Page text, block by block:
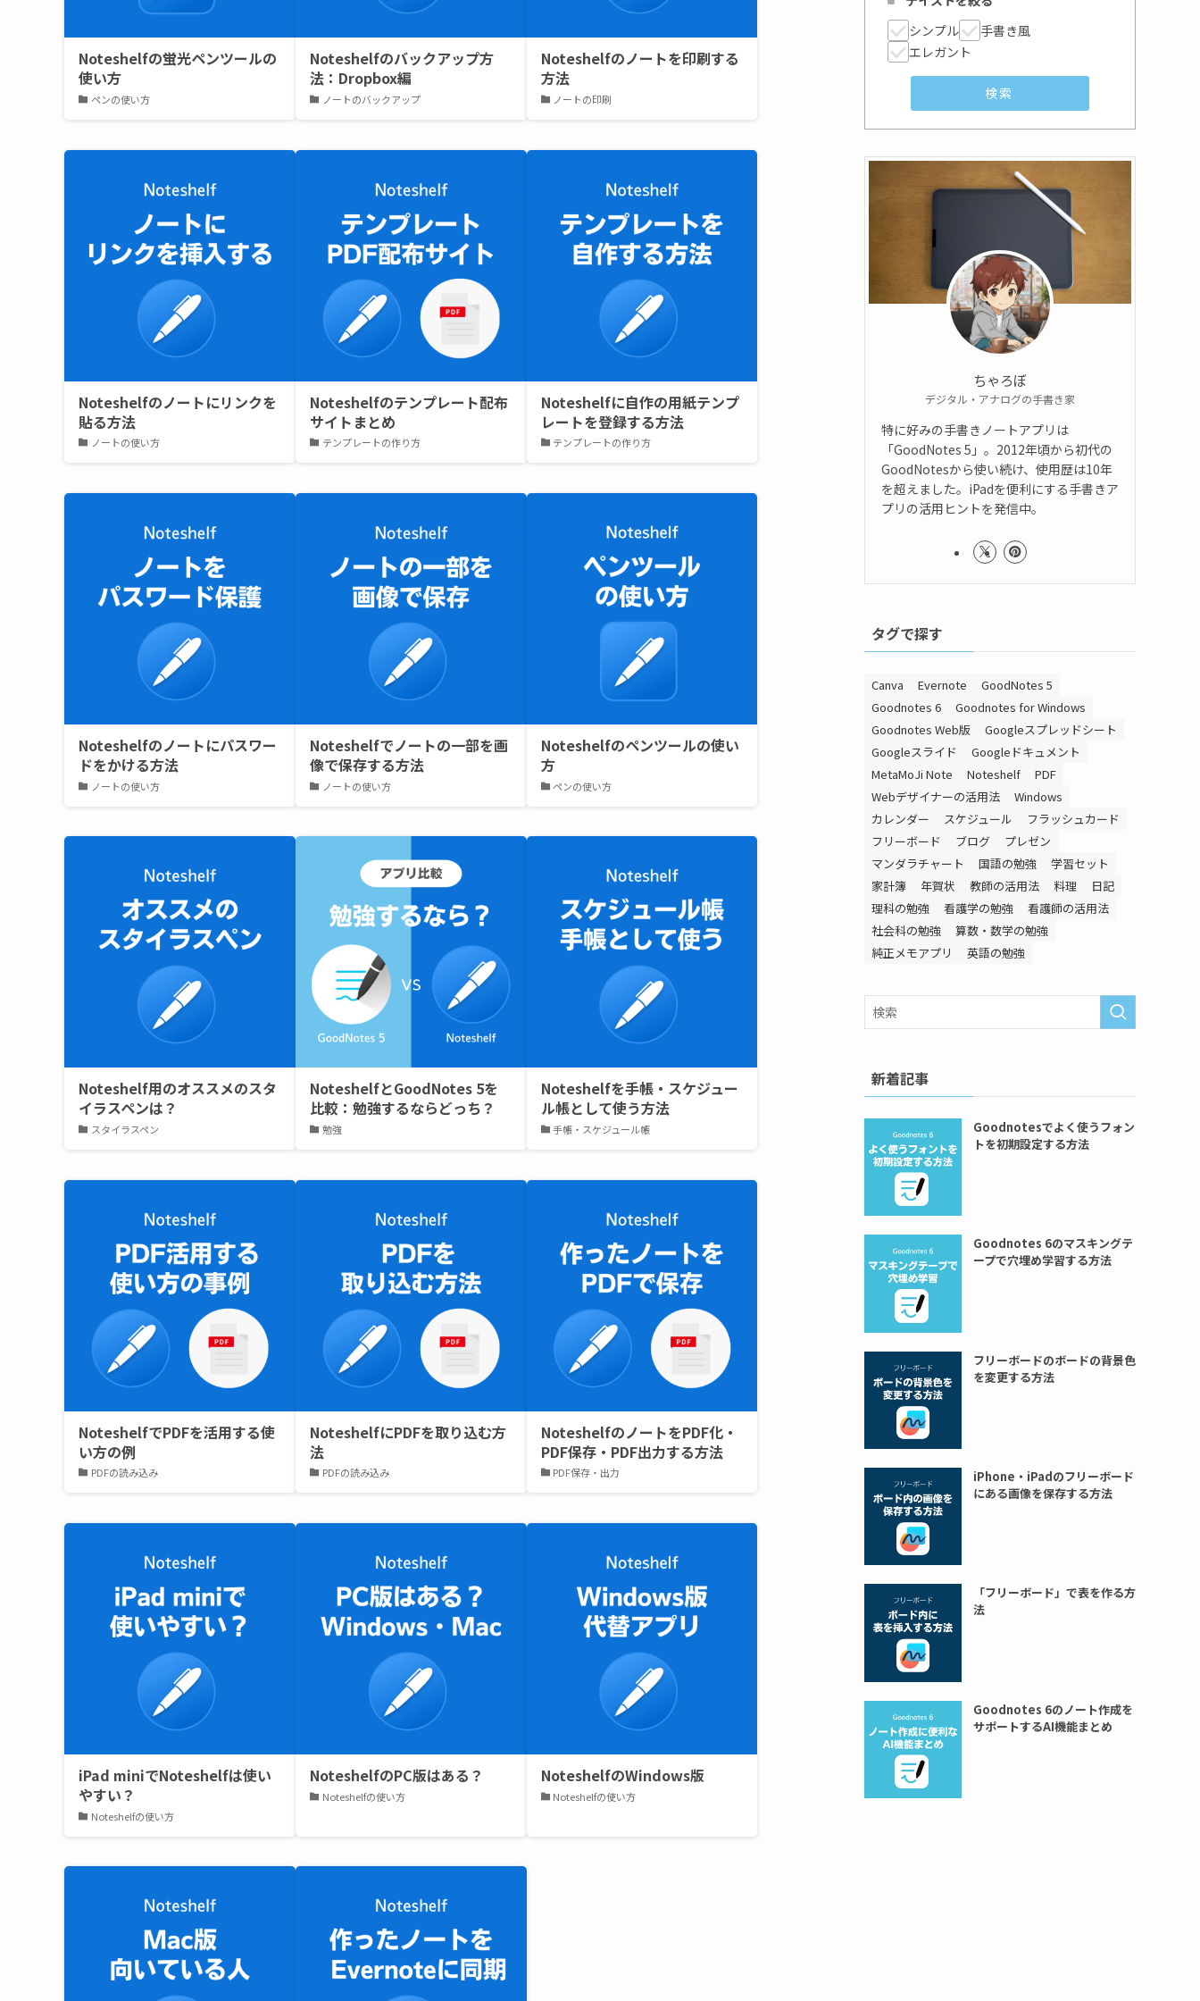
Noteshelfの蛍光ペンツールの
使い方
ペンの使い方
Noteshelfのバックアップ方
法：Dropbox編
ノートのバックアップ
Noteshelfのノートを印刷する
方法
ノートの印刷
Noteshelfのノートにリンクを
貼る方法
ノートの使い方
Noteshelfのテンプレート配布
サイトまとめ
テンプレートの作り方
Noteshelfに自作の用紙テンプ
レートを登録する方法
テンプレートの作り方
Noteshelfのノートにパスワー
ドをかける方法
ノートの使い方
Noteshelfでノートの一部を画
像で保存する方法
ノートの使い方
Noteshelfのペンツールの使い
方
ペンの使い方
Noteshelf用のオススメのスタ
イラスペンは？
スタイラスペン
NoteshelfとGoodNotes 5を
比較：勉強するならどっち？
勉強
Noteshelfを手帳・スケジュー
ル帳として使う方法
手帳・スケジュール帳
NoteshelfでPDFを活用する使
い方の例
PDFの読み込み
NoteshelfにPDFを取り込む方
法
PDFの読み込み
NoteshelfのノートをPDF化・
PDF保存・PDF出力する方法
PDF保存・出力
iPad miniでNoteshelfは使い
やすい？
Noteshelfの使い方
NoteshelfのPC版はある？
Noteshelfの使い方
NoteshelfのWindows版
Noteshelfの使い方
シンプル
手書き風
エレガント
検索
ちゃろぼ
デジタル・アナログの手書き家
特に好みの手書きノートアプリは
「GoodNotes 5」。2012年頃から初代の
GoodNotesから使い続け、使用歴は10年
を超えました。iPadを便利にする手書きア
プリの活用ヒントを発信中。
タグで探す
Canva Evernote
GoodNotes 5
Goodnotes 6
Goodnotes for Windows
Goodnotes Web版
Googleスプレッドシート
Googleスライド
Googleドキュメント
MetaMoJi Note
Noteshelf
PDF
Webデザイナーの活用法
Windows
カレンダー
スケジュール
フラッシュカード
フリーボード
ブログ
プレゼン
マンダラチャート
国語の勉強
学習セット
家計簿
年賀状 教師の活用法 料理
日記
理科の勉強
看護学の勉強
看護師の活用法
社会科の勉強
算数・数学の勉強
純正メモアプリ
英語の勉強
新着記事
Goodnotesでよく使うフォン
トを初期設定する方法
Goodnotes 6のマスキングテ
ープで穴埋め学習する方法
フリーボードのボードの背景色
を変更する方法
iPhone・iPadのフリーボード
にある画像を保存する方法
「フリーボード」で表を作る方
法
Goodnotes 6のノート作成を
サポートするAI機能まとめ